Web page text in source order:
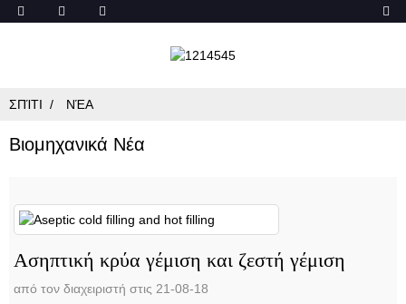
ΣΠΊΤΙ ΝΈΑ
Βιομηχανικά Νέα
Ασηπτική κρύα γέμιση και ζεστή γέμιση
από τον διαχειριστή στις 21-08-18